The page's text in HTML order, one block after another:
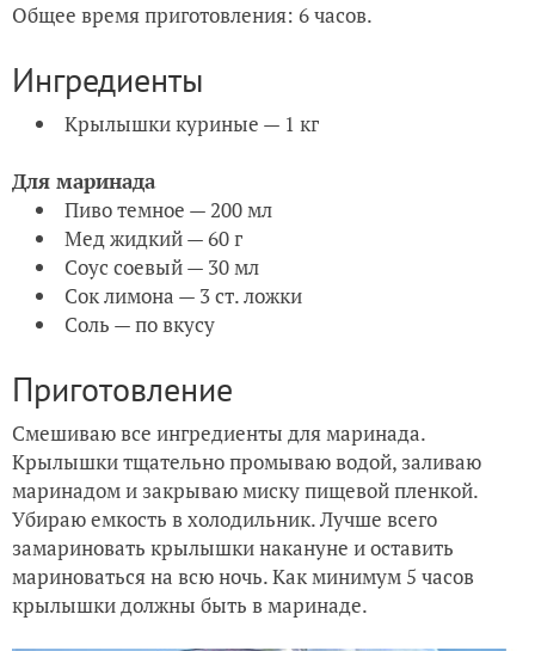
Общее время приготовления: 6 часов.
Ингредиенты
Крылышки куриные — 1 кг
Для маринада
Пиво темное — 200 мл
Мед жидкий — 60 г
Соус соевый — 30 мл
Сок лимона — 3 ст. ложки
Соль — по вкусу
Приготовление
Смешиваю все ингредиенты для маринада.
Крылышки тщательно промываю водой, заливаю
маринадом и закрываю миску пищевой пленкой.
Убираю емкость в холодильник. Лучше всего
замариновать крылышки накануне и оставить
мариноваться на всю ночь. Как минимум 5 часов
крылышки должны быть в маринаде.